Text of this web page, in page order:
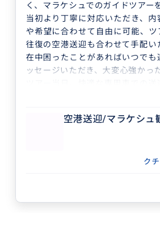
く、マラケシュでのガイドツアー
当初より丁寧に対応いただき、
や希望に合わせて自由に可能、ツ
往復の空港送迎も合わせて手配
在中困ったことがあればいつでも
ッセージいただき、大変心強かっ
ラのガイドさんと共に楽しい1日
と博物館に臨機応変に変更しても
マラケシュでプライベートツア
空港送迎/マラケシュ
ク